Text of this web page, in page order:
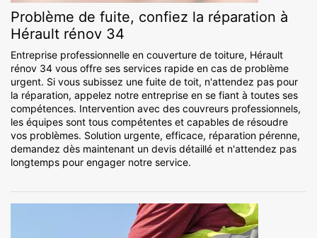
Problème de fuite, confiez la réparation à
Hérault rénov 34
Entreprise professionnelle en couverture de toiture, Hérault
rénov 34 vous offre ses services rapide en cas de problème
urgent. Si vous subissez une fuite de toit, n'attendez pas pour
la réparation, appelez notre entreprise en se fiant à toutes ses
compétences. Intervention avec des couvreurs professionnels,
les équipes sont tous compétentes et capables de résoudre
vos problèmes. Solution urgente, efficace, réparation pérenne,
demandez dès maintenant un devis détaillé et n'attendez pas
longtemps pour engager notre service.